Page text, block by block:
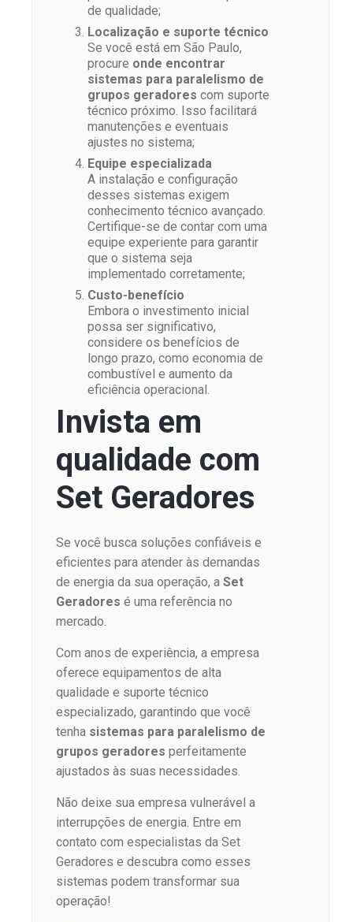
de qualidade;
Localização e suporte técnico
Se você está em São Paulo,
procure onde encontrar
sistemas para paralelismo de
grupos geradores com suporte
técnico próximo. Isso facilitará
manutenções e eventuais
ajustes no sistema;
Equipe especializada
A instalação e configuração
desses sistemas exigem
conhecimento técnico avançado.
Certifique-se de contar com uma
equipe experiente para garantir
que o sistema seja
implementado corretamente;
Custo-benefício
Embora o investimento inicial
possa ser significativo,
considere os benefícios de
longo prazo, como economia de
combustível e aumento da
eficiência operacional.
Invista em
qualidade com
Set Geradores
Se você busca soluções confiáveis e
eficientes para atender às demandas
de energia da sua operação, a Set
Geradores é uma referência no
mercado.
Com anos de experiência, a empresa
oferece equipamentos de alta
qualidade e suporte técnico
especializado, garantindo que você
tenha sistemas para paralelismo de
grupos geradores perfeitamente
ajustados às suas necessidades.
Não deixe sua empresa vulnerável a
interrupções de energia. Entre em
contato com especialistas da Set
Geradores e descubra como esses
sistemas podem transformar sua
operação!